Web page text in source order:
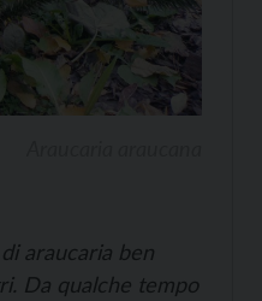
araucaria ben
Da qualche tempo